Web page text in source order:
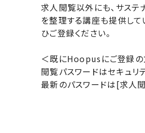
求人閲覧以外にも、サステ
を整理する講座も提供して
ひご登録ください。
＜既にHoopusにご登録の
閲覧パスワードはセキュリ
最新のパスワードは[求人